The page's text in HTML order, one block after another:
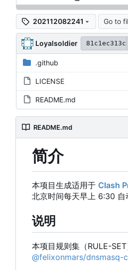
202112082241 Go to
Loyalsoldier 81c1ec313c
.github
LICENSE
README.md
README.md
简介
本项目生成适用于 Clash
北京时间每天早上 6:30 自
说明
本项目规则集 （RULE-SET
@felixonmars/dnsmasq-